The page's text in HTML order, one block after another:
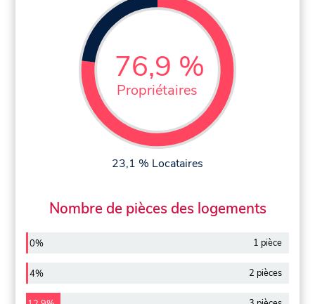
76,9 %
Propriétaires
23,1 % Locataires
Nombre de pièces des logements
0% 1 pièce
4% 2 pièces